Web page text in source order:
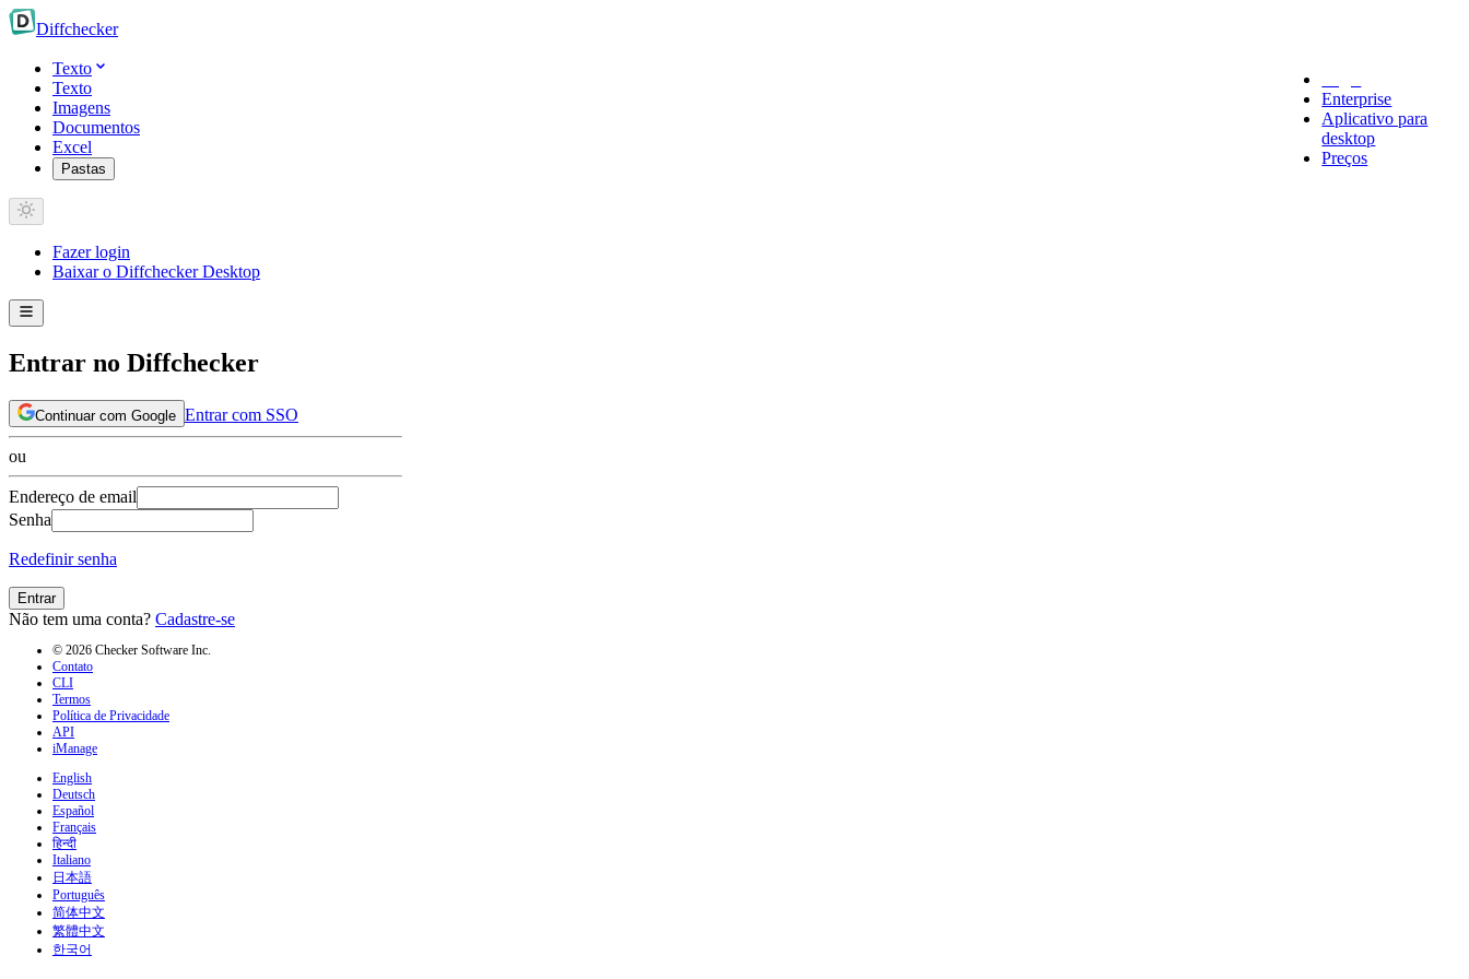
Diffchecker
Texto
Texto
Imagens
Documentos
Excel
Pastas
Enterprise
Aplicativo para
desktop
Preços
Fazer login
Baixar o Diffchecker Desktop
Entrar no Diffchecker
Continuar com Google Entrar com SSO
ou
Endereço de email
Senha
Redefinir senha
Entrar
Não tem uma conta? Cadastre-se
© 2026 Checker Software Inc.
Contato
CLI
Termos
Política de Privacidade
API
iManage
English
Deutsch
Español
Français
हिन्दी
Italiano
日本語
Português
简体中文
繁體中文
한국어